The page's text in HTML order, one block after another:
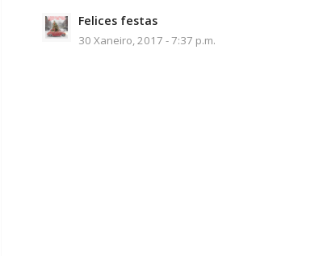
Felices festas
30 Xaneiro, 2017 - 7:37 p.m.